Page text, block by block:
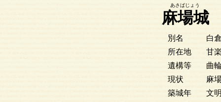
麻場城
別名
白
所在地
甘
遺構等
曲
現状
麻
築城年
文
あさばじょう